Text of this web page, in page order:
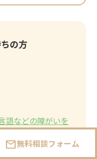
の方
語などの障がいを
ただけるよう、
ョン手段を用意
mail無料相談フォーム